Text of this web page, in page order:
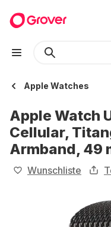
Apple Watches
Apple Watch
Cellular,
Armband, 49
Wunschliste